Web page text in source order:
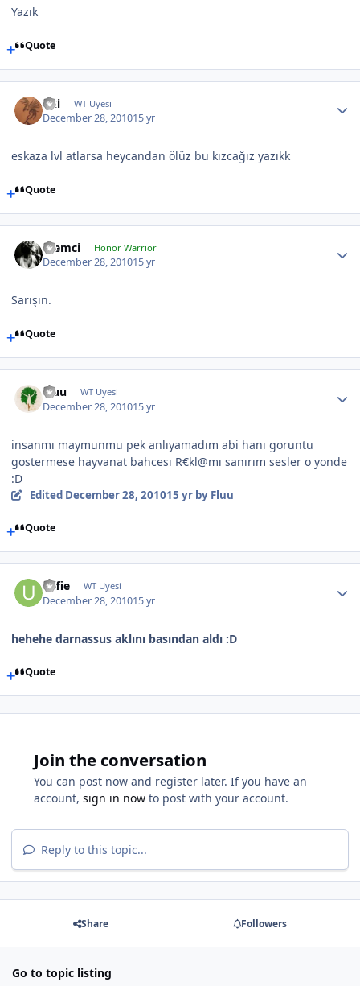
Yazık
Quote
oki WT Uyesi
December 28, 201015 yr
eskaza lvl atlarsa heycandan ölüz bu kızcağız yazıkk
Quote
Alemci Honor Warrior
December 28, 201015 yr
Sarışın.
Quote
Fluu WT Uyesi
December 28, 201015 yr
insanmı maymunmu pek anlıyamadım abi hanı goruntu
gostermese hayvanat bahcesı R€kl@mı sanırım sesler o yonde
:D
Edited December 28, 201015 yrby Fluu
Quote
Uffie WT Uyesi
December 28, 201015 yr
hehehe darnassus aklını basından aldı :D
Quote
Join the conversation
You can post now and register later. If you have an
account, sign in now to post with your account.
Reply to this topic...
Share Followers
Go to topic listing